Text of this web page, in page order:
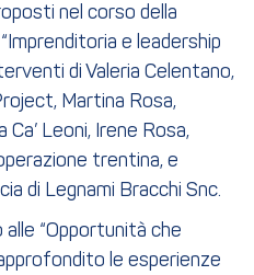
nel corso della
e leadership
di Valeria Celentano,
Martina Rosa,
Ca’ Leoni, Irene Rosa,
trentina, e
di Legnami Bracchi Snc.
alle “Opportunità che
le esperienze